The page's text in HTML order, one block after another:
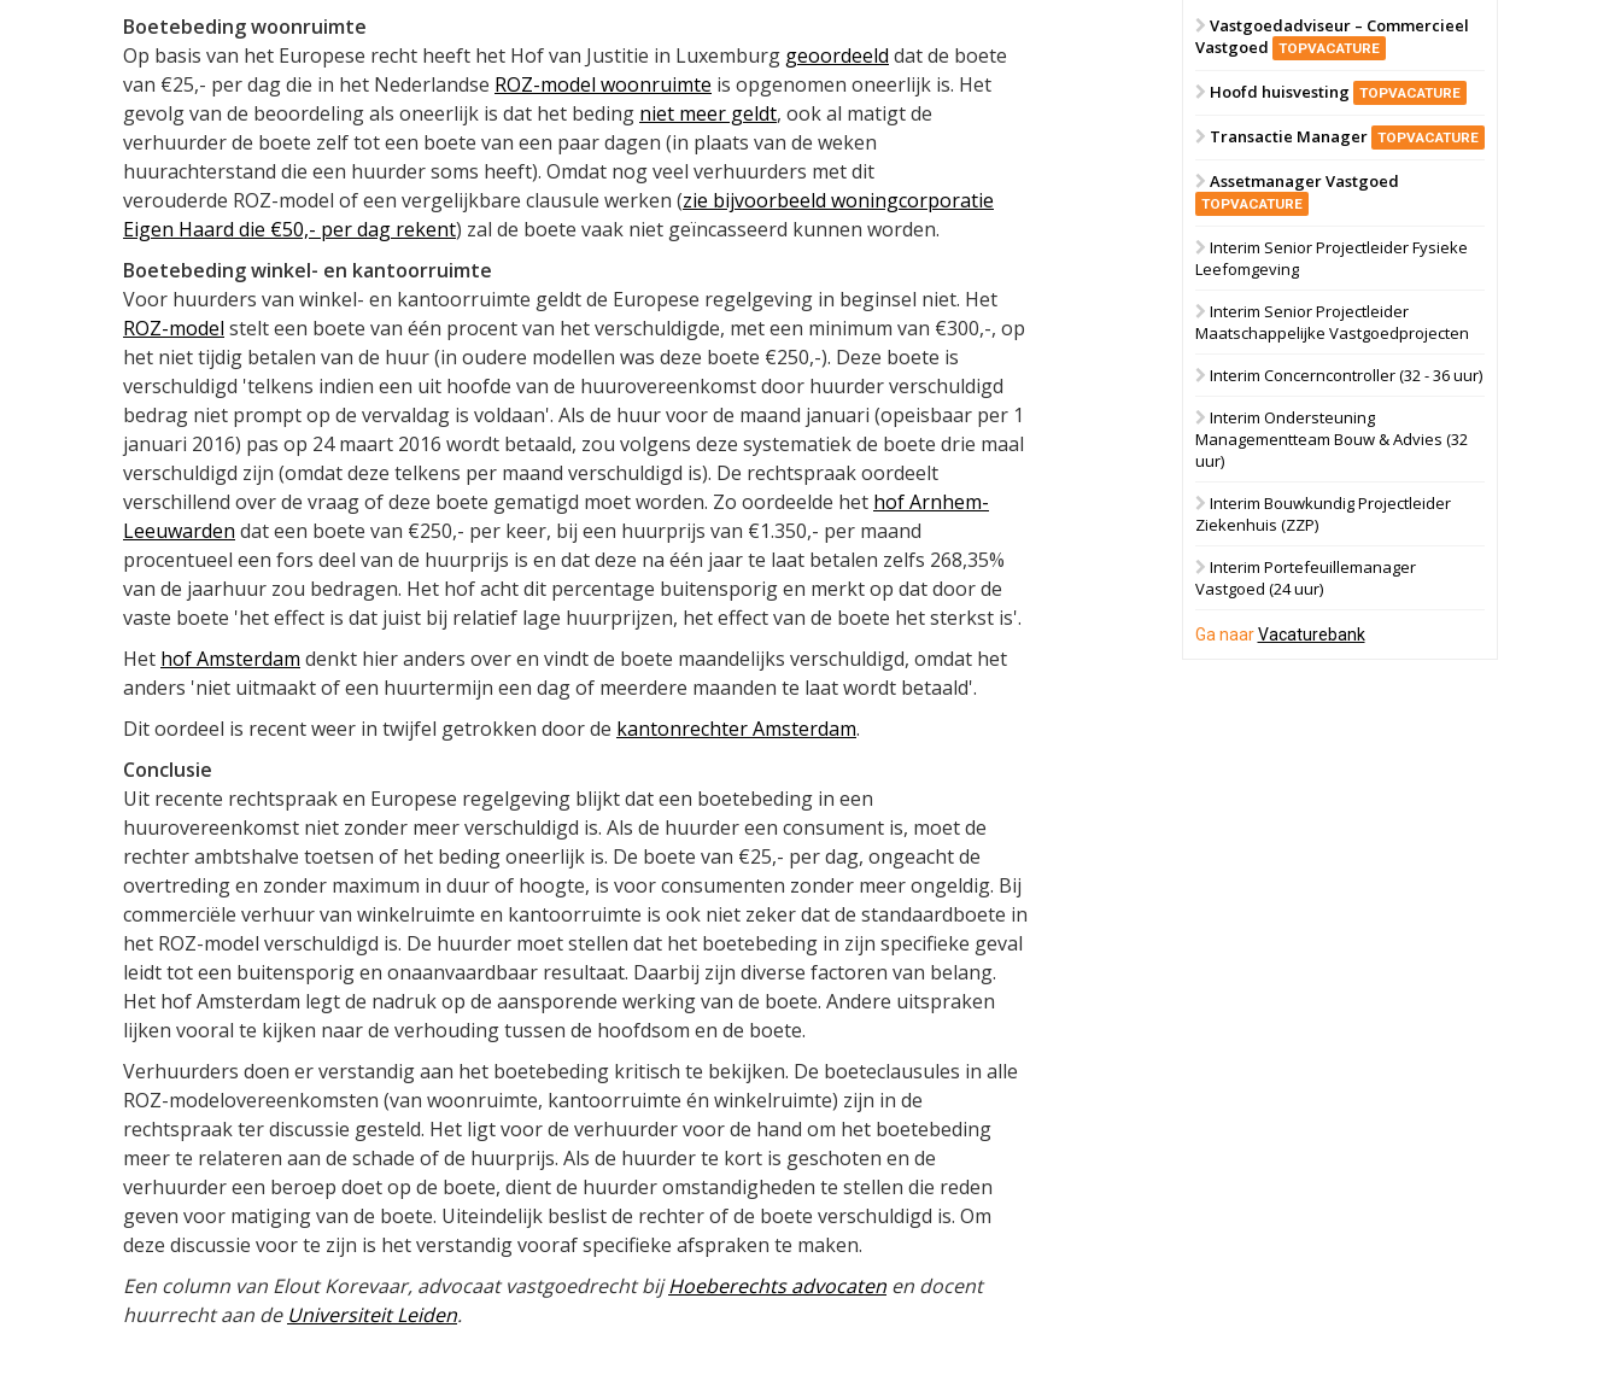
Boetebeding woonruimte
Op basis van het Europese recht heeft het Hof van Justitie in Luxemburg geoordeeld dat de boete
van €25,- per dag die in het Nederlandse ROZ-model woonruimte is opgenomen oneerlijk is. Het
gevolg van de beoordeling als oneerlijk is dat het beding niet meer geldt, ook al matigt de
verhuurder de boete zelf tot een boete van een paar dagen (in plaats van de weken
huurachterstand die een huurder soms heeft). Omdat nog veel verhuurders met dit
verouderde ROZ-model of een vergelijkbare clausule werken (zie bijvoorbeeld woningcorporatie
Eigen Haard die €50,- per dag rekent) zal de boete vaak niet geïncasseerd kunnen worden.
Boetebeding winkel- en kantoorruimte
Voor huurders van winkel- en kantoorruimte geldt de Europese regelgeving in beginsel niet. Het
ROZ-model stelt een boete van één procent van het verschuldigde, met een minimum van €300,-, op
het niet tijdig betalen van de huur (in oudere modellen was deze boete €250,-). Deze boete is
verschuldigd 'telkens indien een uit hoofde van de huurovereenkomst door huurder verschuldigd
bedrag niet prompt op de vervaldag is voldaan'. Als de huur voor de maand januari (opeisbaar per 1
januari 2016) pas op 24 maart 2016 wordt betaald, zou volgens deze systematiek de boete drie maal
verschuldigd zijn (omdat deze telkens per maand verschuldigd is). De rechtspraak oordeelt
verschillend over de vraag of deze boete gematigd moet worden. Zo oordeelde het hof Arnhem-
Leeuwarden dat een boete van €250,- per keer, bij een huurprijs van €1.350,- per maand
procentueel een fors deel van de huurprijs is en dat deze na één jaar te laat betalen zelfs 268,35%
van de jaarhuur zou bedragen. Het hof acht dit percentage buitensporig en merkt op dat door de
vaste boete 'het effect is dat juist bij relatief lage huurprijzen, het effect van de boete het sterkst is'.
Het hof Amsterdam denkt hier anders over en vindt de boete maandelijks verschuldigd, omdat het
anders 'niet uitmaakt of een huurtermijn een dag of meerdere maanden te laat wordt betaald'.
Dit oordeel is recent weer in twijfel getrokken door de kantonrechter Amsterdam.
Conclusie
Uit recente rechtspraak en Europese regelgeving blijkt dat een boetebeding in een
huurovereenkomst niet zonder meer verschuldigd is. Als de huurder een consument is, moet de
rechter ambtshalve toetsen of het beding oneerlijk is. De boete van €25,- per dag, ongeacht de
overtreding en zonder maximum in duur of hoogte, is voor consumenten zonder meer ongeldig. Bij
commerciële verhuur van winkelruimte en kantoorruimte is ook niet zeker dat de standaardboete in
het ROZ-model verschuldigd is. De huurder moet stellen dat het boetebeding in zijn specifieke geval
leidt tot een buitensporig en onaanvaardbaar resultaat. Daarbij zijn diverse factoren van belang.
Het hof Amsterdam legt de nadruk op de aansporende werking van de boete. Andere uitspraken
lijken vooral te kijken naar de verhouding tussen de hoofdsom en de boete.
Verhuurders doen er verstandig aan het boetebeding kritisch te bekijken. De boeteclausules in alle
ROZ-modelovereenkomsten (van woonruimte, kantoorruimte én winkelruimte) zijn in de
rechtspraak ter discussie gesteld. Het ligt voor de verhuurder voor de hand om het boetebeding
meer te relateren aan de schade of de huurprijs. Als de huurder te kort is geschoten en de
verhuurder een beroep doet op de boete, dient de huurder omstandigheden te stellen die reden
geven voor matiging van de boete. Uiteindelijk beslist de rechter of de boete verschuldigd is. Om
deze discussie voor te zijn is het verstandig vooraf specifieke afspraken te maken.
Een column van Elout Korevaar, advocaat vastgoedrecht bijHoeberechts advocaten en docent
huurrecht aan de Universiteit Leiden.
Zwanenburg
6 oktober 2026 Transformatieobject
22 september 2026
28 september 2026
Grootschalig
bedrijventerrein
Bekijk
Schuinesloot
27 augustus 2026 Binnenvaartschip
17 september 2026
17 september 2026
Voormalig
Vastgoedadviseur – Commercieel
Vastgoed
TOPVACATURE
Hoofd huisvesting TOPVACATURE
Transactie Manager TOPVACATURE
Assetmanager Vastgoed
TOPVACATURE
Interim Senior Projectleider Fysieke
Leefomgeving
Interim Senior Projectleider
Maatschappelijke Vastgoedprojecten
Interim Concerncontroller (32 - 36 uur)
Interim Ondersteuning
Managementteam Bouw & Advies (32
uur)
Interim Bouwkundig Projectleider
Ziekenhuis (ZZP)
Interim Portefeuillemanager
Vastgoed (24 uur)
Ga naarVacaturebank